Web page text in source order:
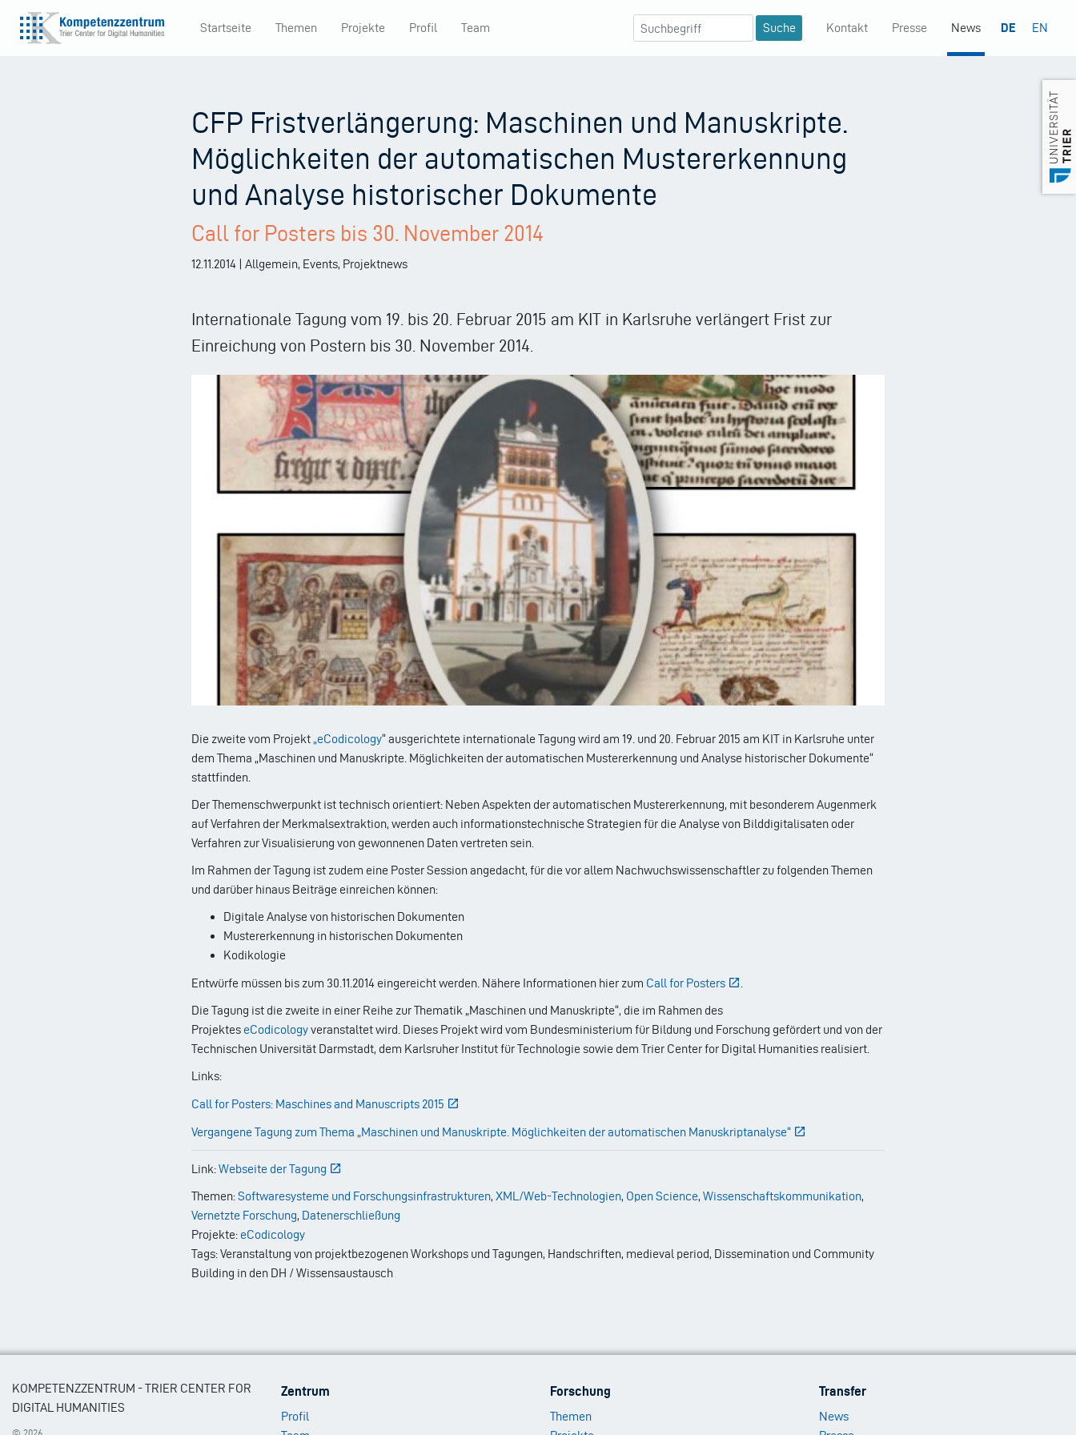
Direkt
zum
Inhalt
Startseite Themen Projekte Profil Team
Mininavigation
Kontakt Presse News DE EN
CFP Fristverlängerung: Maschinen und Manuskripte.
Möglichkeiten der automatischen Mustererkennung
und Analyse historischer Dokumente
Call for Posters bis 30. November 2014
12.11.2014 | Allgemein, Events, Projektnews
Internationale Tagung vom 19. bis 20. Februar 2015 am KIT in Karlsruhe verlängert Frist zur
Einreichung von Postern bis 30. November 2014.
Die zweite vom Projekt„eCodicology“ ausgerichtete internationale Tagung wird am 19. und 20. Februar 2015 am KIT in Karlsruhe unter
dem Thema „Maschinen und Manuskripte. Möglichkeiten der automatischen Mustererkennung und Analyse historischer Dokumente“
stattfinden.
Der Themenschwerpunkt ist technisch orientiert: Neben Aspekten der automatischen Mustererkennung, mit besonderem Augenmerk
auf Verfahren der Merkmalsextraktion, werden auch informationstechnische Strategien für die Analyse von Bilddigitalisaten oder
Verfahren zur Visualisierung von gewonnenen Daten vertreten sein.
Im Rahmen der Tagung ist zudem eine Poster Session angedacht, für die vor allem Nachwuchswissenschaftler zu folgenden Themen
und darüber hinaus Beiträge einreichen können:
Digitale Analyse von historischen Dokumenten
Mustererkennung in historischen Dokumenten
Kodikologie
Entwürfe müssen bis zum 30.11.2014 eingereicht werden. Nähere Informationen hier zum Call for Posters
Die Tagung ist die zweite in einer Reihe zur Thematik „Maschinen und Manuskripte“, die im Rahmen des
Projektes eCodicologyveranstaltet wird. Dieses Projekt wird vom Bundesministerium für Bildung und Forschung gefördert und von der
Technischen Universität Darmstadt, dem Karlsruher Institut für Technologie sowie dem Trier Center for Digital Humanities realisiert.
Links:
Call for Posters: Maschines and Manuscripts 2015
Vergangene Tagung zum Thema „Maschinen und Manuskripte. Möglichkeiten der automatischen Manuskriptanalyse“
Link:Webseite der Tagung
Themen:Softwaresysteme und Forschungsinfrastrukturen, XML/Web-Technologien, Open Science, Wissenschaftskommunikation,
Vernetzte Forschung, Datenerschließung
Projekte: eCodicology
Tags: Veranstaltung von projektbezogenen Workshops und Tagungen, Handschriften, medieval period, Dissemination und Community
Building in den DH / Wissensaustausch
KOMPETENZZENTRUM - TRIER CENTER FOR
DIGITAL HUMANITIES
Footer
1
Zentrum
Profil
Footer
2
Forschung
Themen
Footer
3
Transfer
News